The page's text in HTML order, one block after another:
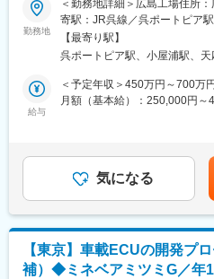
■想定配属部署構成：
広島車載開発センター開発四
名)
設計開発。
インド拠点実装設計を担当。
商社機能を持ち、自社工場を
開。現場改善やコミュニケー
す。
ステム）の開発をお任せします
■具体的には：
・デモ機による顧客提案
・システム要求定義
・システム構造設計
■対象製品群：
・自動車アクセス製品：電動
■やりがい・魅力：
自身が開発に携わった製品が搭
るのが喜びを感じられる時です
勤務地
＜勤務地詳細＞広島工場住所：広島
寄駅：JR呉線／呉ポートピア
【最寄り駅】
呉ポートピア駅、小屋浦駅、天
給与
＜予定年収＞450万円～700万
月額（基本給）：250,000円
気になる
【東京】車載ECUの開発プ
補）◆ミネベアミツミG／年